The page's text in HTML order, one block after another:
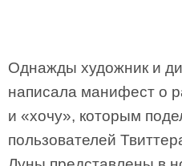
Однажды художник и
написала манифест о
и «хочу», которым
пользователей